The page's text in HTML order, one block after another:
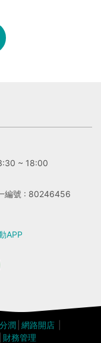
~ 18:00
編號 : 80246456
APP
潤 網路開店
財務管理